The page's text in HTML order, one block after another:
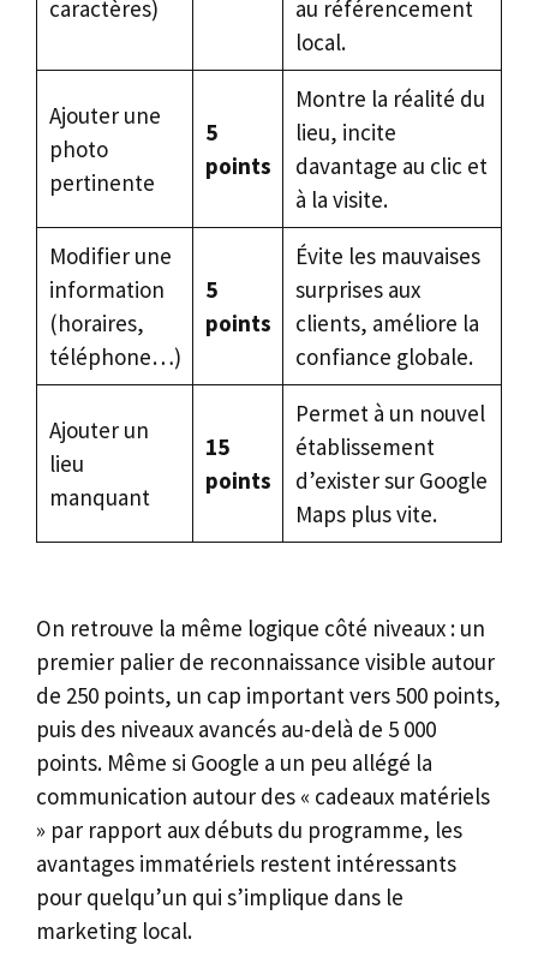
caractères)
au référencement
local.
Ajouter une
photo
pertinente
5
points
Montre la réalité du
lieu, incite
davantage au clic et
à la visite.
Modifier une
information
(horaires,
téléphone…)
5
points
Évite les mauvaises
surprises aux
clients, améliore la
confiance globale.
Ajouter un
lieu
manquant
15
points
Permet à un nouvel
établissement
d’exister sur Google
Maps plus vite.
On retrouve la même logique côté niveaux : un
premier palier de reconnaissance visible autour
de 250 points, un cap important vers 500 points,
puis des niveaux avancés au-delà de 5 000
points. Même si Google a un peu allégé la
communication autour des « cadeaux matériels
» par rapport aux débuts du programme, les
avantages immatériels restent intéressants
pour quelqu’un qui s’implique dans le
marketing local.